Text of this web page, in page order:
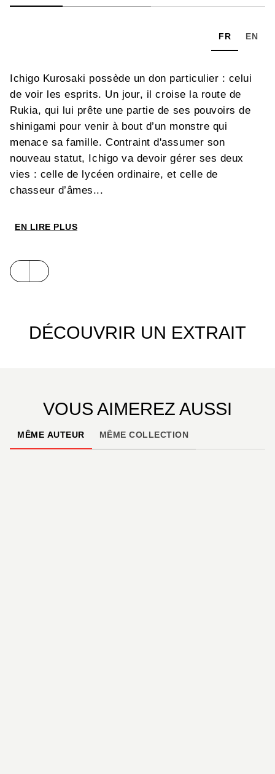
FR EN
Ichigo Kurosaki possède un don particulier : celui
de voir les esprits. Un jour, il croise la route de
Rukia, qui lui prête une partie de ses pouvoirs de
shinigami pour venir à bout d’un monstre qui
menace sa famille. Contraint d'assumer son
nouveau statut, Ichigo va devoir gérer ses deux
vies : celle de lycéen ordinaire, et celle de
chasseur d’âmes...
EN LIRE PLUS
DÉCOUVRIR UN EXTRAIT
VOUS AIMEREZ AUSSI
MÊME AUTEUR MÊME COLLECTION